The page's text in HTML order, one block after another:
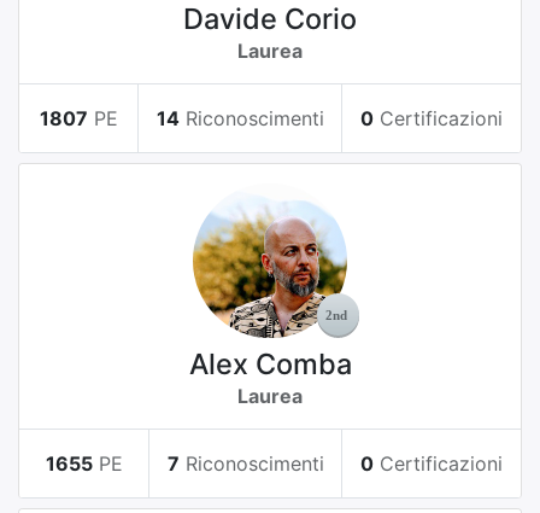
Davide Corio
Laurea
1807 PE 14 Riconoscimenti 0 Certificazioni
Alex Comba
Laurea
1655 PE 7 Riconoscimenti 0 Certificazioni